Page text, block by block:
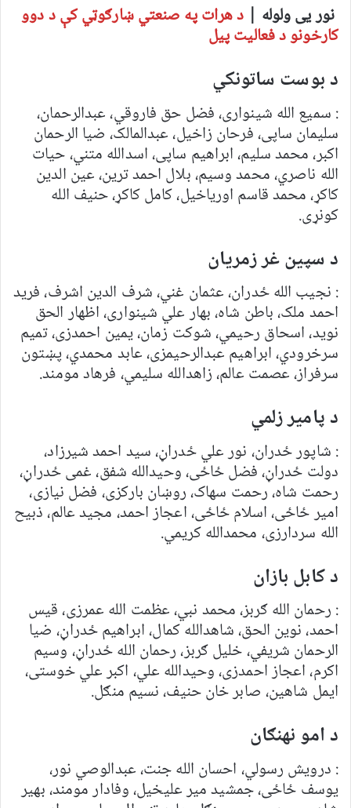
نور یی ولوله | د هرات په صنعتي ښارګوټي کې د دوو
کارخونو د فعالیت پيل
د بوست ساتونکي
: سمیع الله شینواری، فضل حق فاروقي، عبدالرحمان،
سلیمان ساپی، فرحان زاخیل، عبدالمالک، ضیا الرحمان
اکبر، محمد سلیم، ابراهیم ساپی، اسدالله متني، حیات
الله ناصري، محمد وسیم، بلال احمد ترین، عین الدین
کاکړ، محمد قاسم اوریاخیل، کامل کاکړ، حنیف الله
کونړی.
د سپین غر زمریان
: نجیب الله ځدران، عثمان غني، شرف الدین اشرف، فرید
احمد ملک، باطن شاه، بهار علي شینواری، اظهار الحق
نوید، اسحاق رحیمي، شوکت زمان، یمین احمدزی، تمیم
سرخرودي، ابراهیم عبدالرحیمزی، عابد محمدي، پښتون
سرفراز، عصمت عالم، زاهدالله سلیمي، فرهاد مومند.
د پامیر زلمي
: شاپور ځدران، نور علي ځدراڼ، سید احمد شیرزاد،
دولت ځدراڼ، فضل ځاځی، وحیدالله شفق، غمی ځدراڼ،
رحمت شاه، رحمت سهاک، روښان بارکزی، فضل نیازی،
امیر ځاځی، اسلام ځاځی، اعجاز احمد، مجید عالم، ذبیح
الله سردارزی، محمدالله کریمي.
د کابل بازان
: رحمان الله ګربز، محمد نبي، عظمت الله عمرزی، قیس
احمد، نوین الحق، شاهدالله کمال، ابراهیم ځدراڼ، ضیا
الرحمان شریفي، خلیل ګربز، رحمان الله ځدراڼ، وسیم
اکرم، اعجاز احمدزی، وحیدالله علي، اکبر علي خوستی،
ایمل شاهین، صابر خان حنیف، نسیم منګل.
د امو نهنګان
: درویش رسولي، احسان الله جنت، عبدالوصي نور،
یوسف ځاځی، جمشید میر عليخیل، وفادار مومند، بهیر